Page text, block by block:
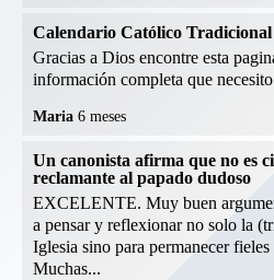
Calendario Católico Tradicional
Gracias a Dios encontre esta
información completa que
Maria 6 meses
Un canonista afirma que no es
reclamante al papado dudoso
EXCELENTE. Muy buen
a pensar y reflexionar no solo la
Iglesia sino para permanecer
Muchas...